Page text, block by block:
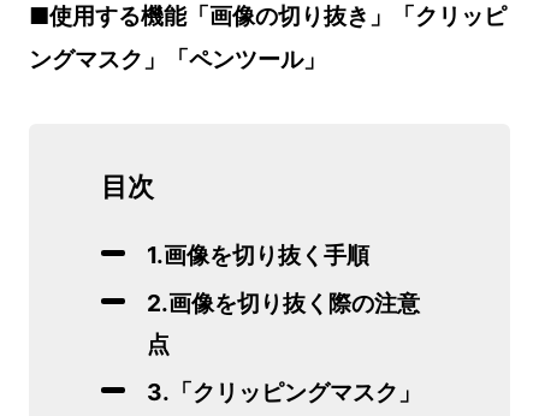
■使用する機能「画像の切り抜き」「クリッピ
ングマスク」「ペンツール」
目次
1.画像を切り抜く手順
2.画像を切り抜く際の注意
点
3.「クリッピングマスク」